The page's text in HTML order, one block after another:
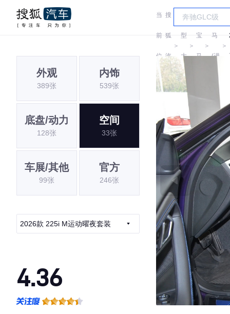
当
前
位
置:
搜
狐
汽
车
＞
车
型
大
全
＞
宝
马
＞
宝
马
(进
口)
＞
外观
389张
内饰
539张
底盘/动力
128张
空间
33张
车展/其他
99张
官方
246张
2026款 225i M运动曜夜套装
4.36